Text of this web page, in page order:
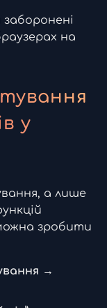
на
у
а лише
зробити
→